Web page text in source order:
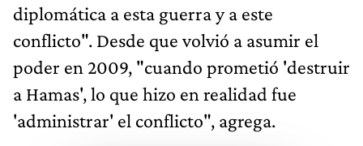
diplomática a esta guerra y a este
conflicto". Desde que volvió a asumir el
poder en 2009, "cuando prometió 'destruir
a Hamas', lo que hizo en realidad fue
'administrar' el conflicto", agrega.